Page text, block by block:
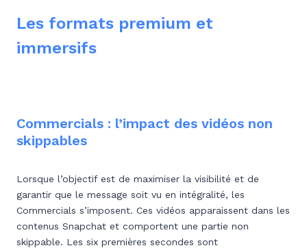
Les formats premium et
immersifs
Commercials : l’impact des vidéos non
skippables
Lorsque l’objectif est de maximiser la visibilité et de
garantir que le message soit vu en intégralité, les
Commercials s’imposent. Ces vidéos apparaissent dans les
contenus Snapchat et comportent une partie non
skippable. Les six premières secondes sont